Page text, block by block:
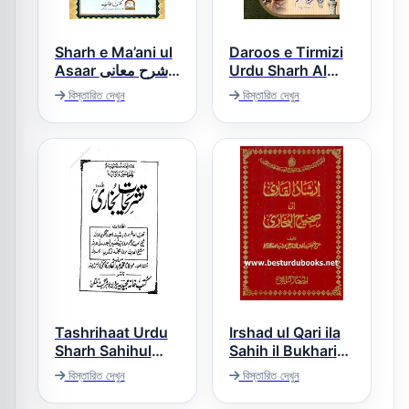
Sharh e Ma’ani ul
Asaar شرح معانی
الآثار
বিস্তারিত দেখুন
Daroos e Tirmizi
Urdu Sharh Al
Tirmizi Jild 2
دروس ترمذی
বিস্তারিত দেখুন
Tashrihaat Urdu
Sharh Sahihul
Bukhari تشریحات
بخاری اردو شرح
বিস্তারিত দেখুন
Irshad ul Qari ila
Sahih il Bukhari
ارشاد القاری الی
صحیح البخاری
বিস্তারিত দেখুন